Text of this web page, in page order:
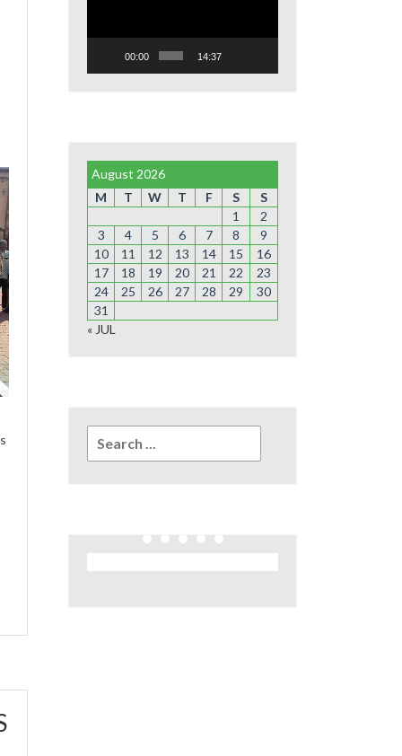
00:00 14:37
August 2026
M
T W T F S
S
1
2
3
4 5 6 7 8
9
10
11 12 13 14 15
16
17
18 19 20 21 22
23
24
25 26 27 28 29
30
31
« JUL
for: